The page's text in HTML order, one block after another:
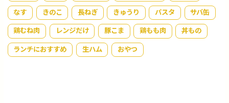
なす きのこ 長ねぎ きゅうり パスタ サバ缶
鶏むね肉 レンジだけ 豚こま 鶏もも肉 丼もの
ランチにおすすめ 生ハム おやつ